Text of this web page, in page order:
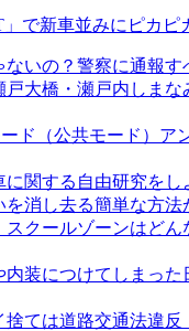
で新車並みにピカピ
いの？警察に通報す
戸大橋・瀬戸内しま
ド（公共モード）ア
関する自由研究を
消し去る簡単な方
スクールゾーンはど
内装につけてしまっ
捨ては道路交通法違